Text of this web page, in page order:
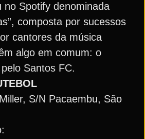
no Spotify denominada
composta por sucessos
cantores da música
algo em comum: o
Santos FC.
S/N Pacaembu, São